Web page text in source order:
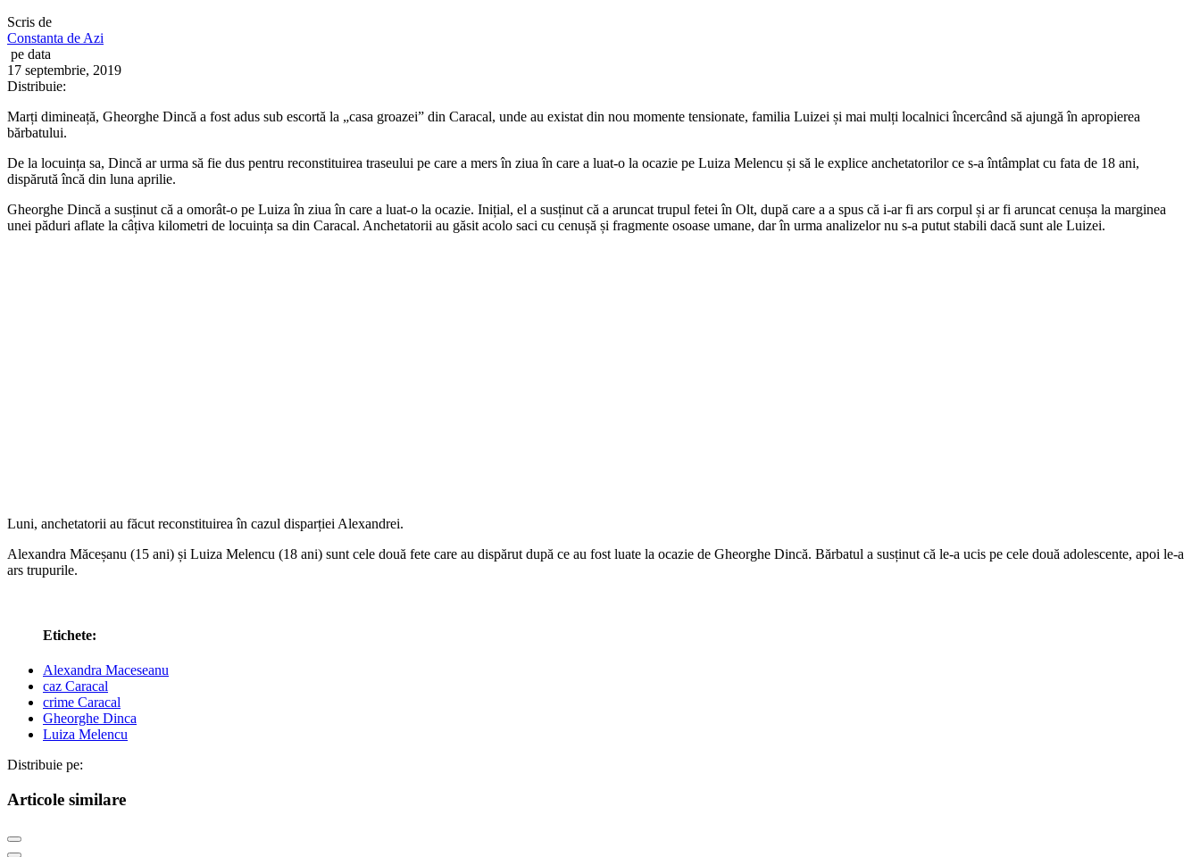
Scris de
Constanta de Azi
pe data
17 septembrie, 2019
Distribuie:
Marți dimineață, Gheorghe Dincă a fost adus sub escortă la „casa groazei” din Caracal, unde au existat din nou momente tensionate, familia Luizei și mai mulți localnici încercând să ajungă în apropierea
bărbatului.
De la locuința sa, Dincă ar urma să fie dus pentru reconstituirea traseului pe care a mers în ziua în care a luat-o la ocazie pe Luiza Melencu și să le explice anchetatorilor ce s-a întâmplat cu fata de 18 ani,
dispărută încă din luna aprilie.
Gheorghe Dincă a susținut că a omorât-o pe Luiza în ziua în care a luat-o la ocazie. Inițial, el a susținut că a aruncat trupul fetei în Olt, după care a a spus că i-ar fi ars corpul și ar fi aruncat cenușa la marginea
unei păduri aflate la câțiva kilometri de locuința sa din Caracal. Anchetatorii au găsit acolo saci cu cenușă și fragmente osoase umane, dar în urma analizelor nu s-a putut stabili dacă sunt ale Luizei.
Luni, anchetatorii au făcut reconstituirea în cazul disparției Alexandrei.
Alexandra Măceșanu (15 ani) și Luiza Melencu (18 ani) sunt cele două fete care au dispărut după ce au fost luate la ocazie de Gheorghe Dincă. Bărbatul a susținut că le-a ucis pe cele două adolescente, apoi le-a
ars trupurile.
Etichete:
Alexandra Maceseanu
caz Caracal
crime Caracal
Gheorghe Dinca
Luiza Melencu
Distribuie pe:
Articole similare